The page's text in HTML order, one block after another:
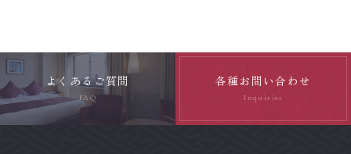
よくあるご質問
FAQ
各種お問い合わせ
Inquiries